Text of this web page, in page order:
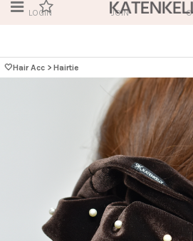
LOGIN JOIN
🤍Hair Acc > Hairtie